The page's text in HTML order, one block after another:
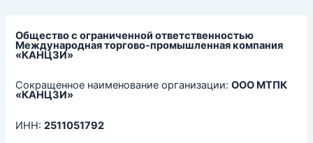
Общество с ограниченной ответственностью
Международная торгово-промышленная компания
«КАНЦЗИ»
Сокращенное наименование организации:ООО МТПК
«КАНЦЗИ»
ИНН:2511051792